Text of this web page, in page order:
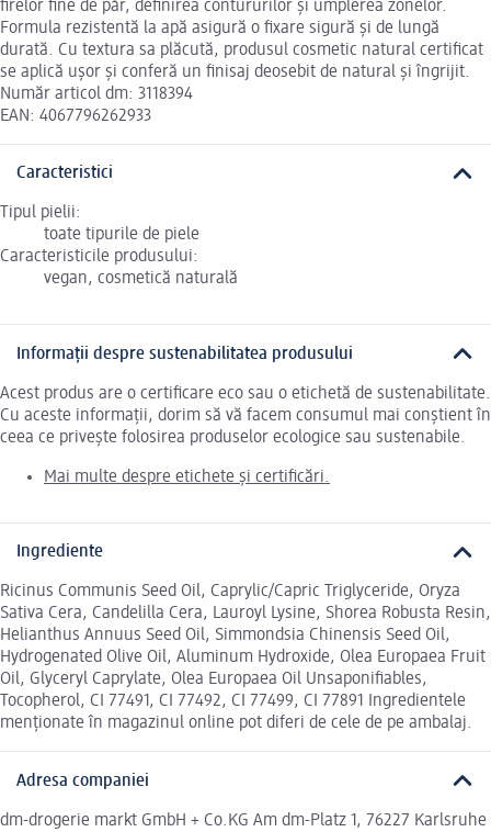
firelor fine de păr, definirea contururilor și umplerea zonelor.
Formula rezistentă la apă asigură o fixare sigură și de lungă
durată. Cu textura sa plăcută, produsul cosmetic natural certificat
se aplică ușor și conferă un finisaj deosebit de natural și îngrijit.
Număr articol dm: 3118394
EAN: 4067796262933
Caracteristici
Tipul pielii:
toate tipurile de piele
Caracteristicile produsului:
vegan, cosmetică naturală
Informații despre sustenabilitatea produsului
Acest produs are o certificare eco sau o etichetă de sustenabilitate.
Cu aceste informații, dorim să vă facem consumul mai conștient în
ceea ce privește folosirea produselor ecologice sau sustenabile.
Mai multe despre etichete și certificări.
Ingrediente
Ricinus Communis Seed Oil, Caprylic/Capric Triglyceride, Oryza
Sativa Cera, Candelilla Cera, Lauroyl Lysine, Shorea Robusta Resin,
Helianthus Annuus Seed Oil, Simmondsia Chinensis Seed Oil,
Hydrogenated Olive Oil, Aluminum Hydroxide, Olea Europaea Fruit
Oil, Glyceryl Caprylate, Olea Europaea Oil Unsaponifiables,
Tocopherol, CI 77491, CI 77492, CI 77499, CI 77891 Ingredientele
menționate în magazinul online pot diferi de cele de pe ambalaj.
Adresa companiei
dm-drogerie markt GmbH + Co.KG Am dm-Platz 1, 76227 Karlsruhe